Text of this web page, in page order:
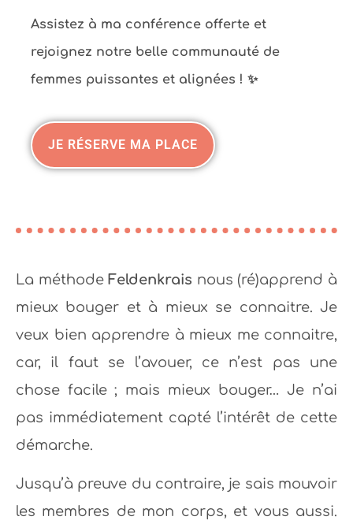
Assistez à ma conférence offerte et
rejoignez notre belle communauté de
femmes puissantes et alignées ! ✨
JE RÉSERVE MA PLACE
La méthodeFeldenkrais nous (ré)apprend à
mieux bouger et à mieux se connaitre. Je
veux bien apprendre à mieux me connaitre,
car, il faut se l’avouer, ce n’est pas une
chose facile ; mais mieux bouger… Je n’ai
pas immédiatement capté l’intérêt de cette
démarche.
Jusqu’à preuve du contraire, je sais mouvoir
les membres de mon corps, et vous aussi.